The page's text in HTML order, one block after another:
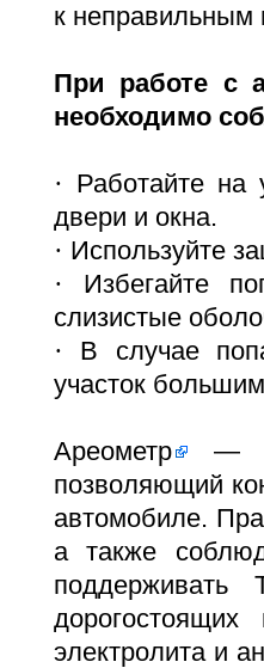
к неправильным
При работе с
необходимо
· Работайте на
двери и окна.
· Используйте
· Избегайте
слизистые
· В случае
участок
Ареометр
—
позволяющий
автомобиле.
а также
дорогостоящих
электролита и